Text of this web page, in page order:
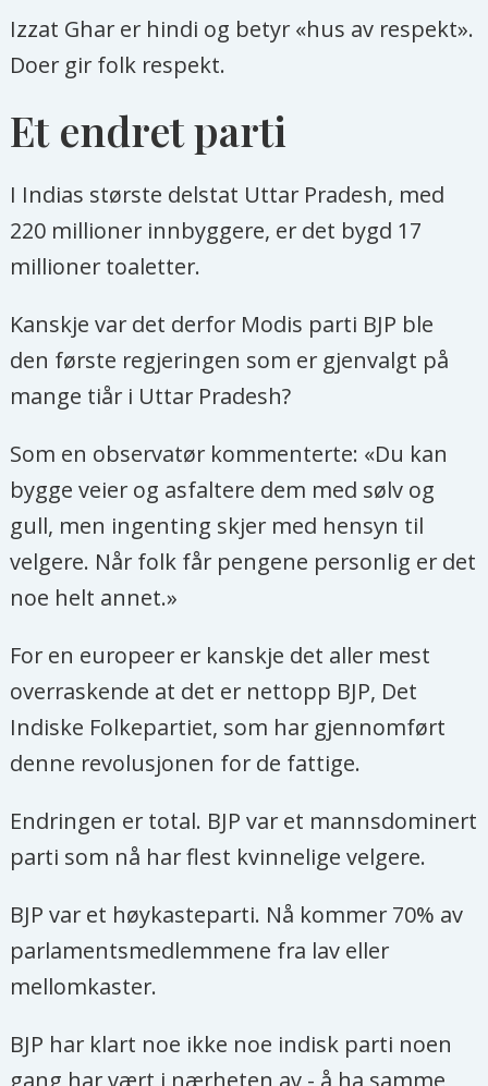
Izzat Ghar er hindi og betyr «hus av respekt».
Doer gir folk respekt.
Et endret parti
I Indias største delstat Uttar Pradesh, med
220 millioner innbyggere, er det bygd 17
millioner toaletter.
Kanskje var det derfor Modis parti BJP ble
den første regjeringen som er gjenvalgt på
mange tiår i Uttar Pradesh?
Som en observatør kommenterte: «Du kan
bygge veier og asfaltere dem med sølv og
gull, men ingenting skjer med hensyn til
velgere. Når folk får pengene personlig er det
noe helt annet.»
For en europeer er kanskje det aller mest
overraskende at det er nettopp BJP, Det
Indiske Folkepartiet, som har gjennomført
denne revolusjonen for de fattige.
Endringen er total. BJP var et mannsdominert
parti som nå har flest kvinnelige velgere.
BJP var et høykasteparti. Nå kommer 70% av
parlamentsmedlemmene fra lav eller
mellomkaster.
BJP har klart noe ikke noe indisk parti noen
gang har vært i nærheten av - å ha samme